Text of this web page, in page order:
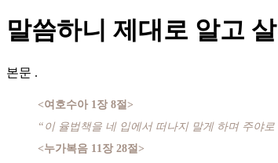
말씀하니 제대로 알고
본문 .
<여호수아 1장 8절>
“이 율법책을 네 입에서 떠나지 말게 하며 주야
<누가복음 11장 28절>